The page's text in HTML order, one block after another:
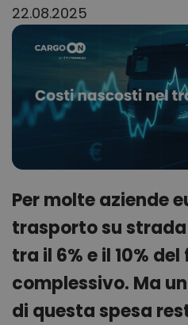
22.08.2025
Per molte aziende
trasporto su
tra il 6% e il 10%
complessivo. Ma
di questa spesa